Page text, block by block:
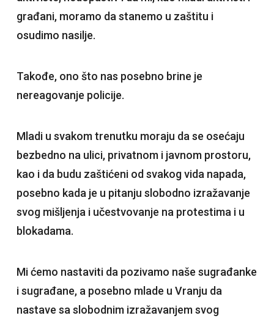
građani, moramo da stanemo u zaštitu i
osudimo nasilje.
Takođe, ono što nas posebno brine je
nereagovanje policije.
Mladi u svakom trenutku moraju da se osećaju
bezbedno na ulici, privatnom i javnom prostoru,
kao i da budu zaštićeni od svakog vida napada,
posebno kada je u pitanju slobodno izražavanje
svog mišljenja i učestvovanje na protestima i u
blokadama.
Mi ćemo nastaviti da pozivamo naše sugrađanke
i sugrađane, a posebno mlade u Vranju da
nastave sa slobodnim izražavanjem svog